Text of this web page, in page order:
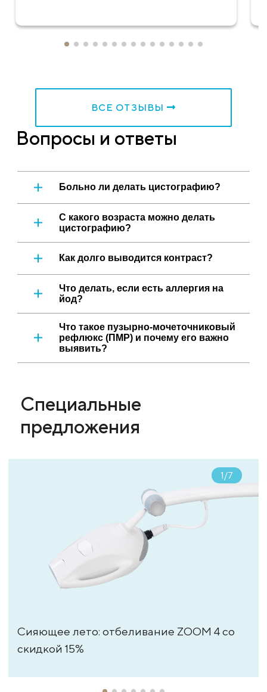
ВСЕ ОТЗЫВЫ
Вопросы и ответы
Больно ли делать цистографию?
С какого возраста можно делать
цистографию?
Как долго выводится контраст?
Что делать, если есть аллергия на
йод?
Что такое пузырно-мочеточниковый
рефлюкс (ПМР) и почему его важно
выявить?
Специальные
предложения
Сияющее лето: отбеливание ZOOM 4 со
скидкой 15%